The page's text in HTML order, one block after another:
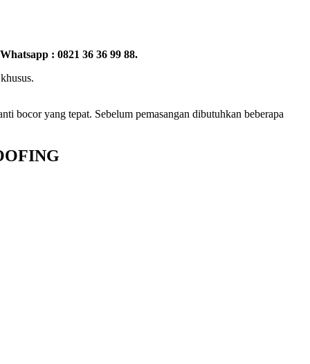
: 0821 36 36 99 88.
bocor yang tepat. Sebelum pemasangan dibutuhkan beberapa